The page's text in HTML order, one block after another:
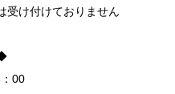
受け付けておりません
00